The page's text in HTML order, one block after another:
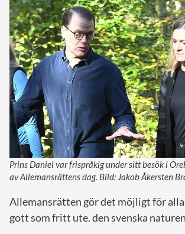
Prins Daniel var frispråkig under sitt besök i
av Allemansrättens dag. Bild: Jakob Åkersten
Allemansrätten gör det möjligt för alla
gott som fritt ute. den svenska